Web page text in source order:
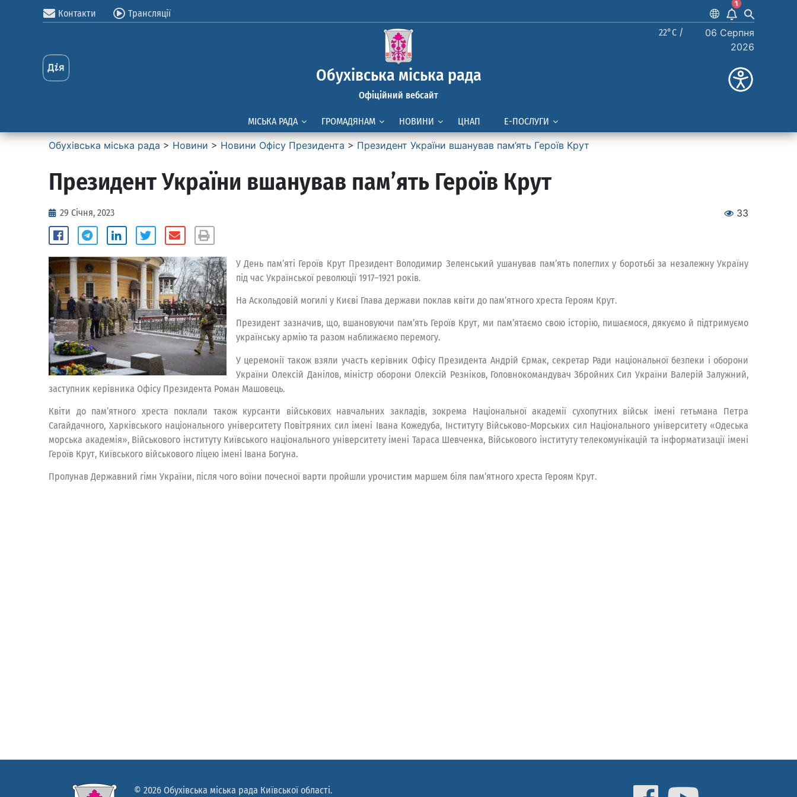
Контакти Трансляції
1
Обухівська міська рада
Офіційний вебсайт
22°C /
06 Серпня
2026
МІСЬКА РАДА ГРОМАДЯНАМ НОВИНИ ЦНАП Е-ПОСЛУГИ
Обухівська міська рада > Новини > Новини Офісу Президента > Президент України вшанував пам’ять Героїв Крут
Президент України вшанував пам’ять Героїв Крут
29 Січня, 2023 33
У День пам’яті Героїв Крут Президент Володимир Зеленський ушанував пам’ять полеглих у боротьбі за незалежну Україну
під час Української революції 1917–1921 років.
На Аскольдовій могилі у Києві Глава держави поклав квіти до пам’ятного хреста Героям Крут.
Президент зазначив, що, вшановуючи пам’ять Героїв Крут, ми пам’ятаємо свою історію, пишаємося, дякуємо й підтримуємо
українську армію та разом наближаємо перемогу.
У церемонії також взяли участь керівник Офісу Президента Андрій Єрмак, секретар Ради національної безпеки і оборони
України Олексій Данілов, міністр оборони Олексій Резніков, Головнокомандувач Збройних Сил України Валерій Залужний,
заступник керівника Офісу Президента Роман Машовець.
Квіти до пам’ятного хреста поклали також курсанти військових навчальних закладів, зокрема Національної академії сухопутних військ імені гетьмана Петра
Сагайдачного, Харківського національного університету Повітряних сил імені Івана Кожедуба, Інституту Військово-Морських сил Національного університету «Одеська
морська академія», Військового інституту Київського національного університету імені Тараса Шевченка, Військового інституту телекомунікацій та інформатизації імені
Героїв Крут, Київського військового ліцею імені Івана Богуна.
Пролунав Державний гімн України, після чого воїни почесної варти пройшли урочистим маршем біля пам’ятного хреста Героям Крут.
© 2026 Обухівська міська рада Київської області.